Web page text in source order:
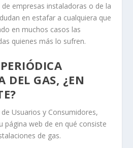
empresas instaladoras o de la
en estafar a cualquiera que
en muchos casos las
quienes más lo sufren.
DEL GAS, ¿EN
Usuarios y Consumidores,
página web de en qué consiste
de gas.